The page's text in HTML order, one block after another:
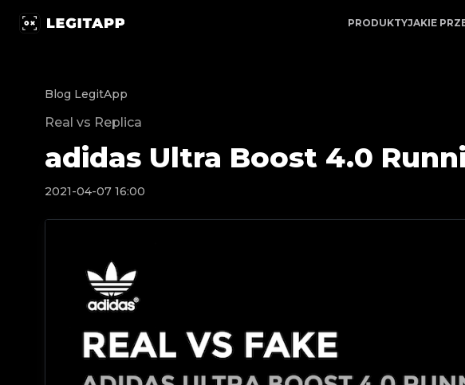
adidas Ultra Boost 4.0 Running White | LegitApp | Twój zaufany
PRODUKTYJAKIE
Blog LegitApp
Real vs Replica
adidas Ultra Boost 4.0
2021-04-07 16:00